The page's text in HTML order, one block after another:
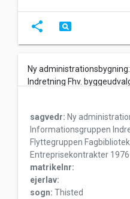
share pageview
Ny
Indretning Fhv.
sagvedr: Ny
Informationsgruppen
Flyttegruppen
Entreprisekontrakter
matrikelnr:
ejerlav:
sogn: Thisted